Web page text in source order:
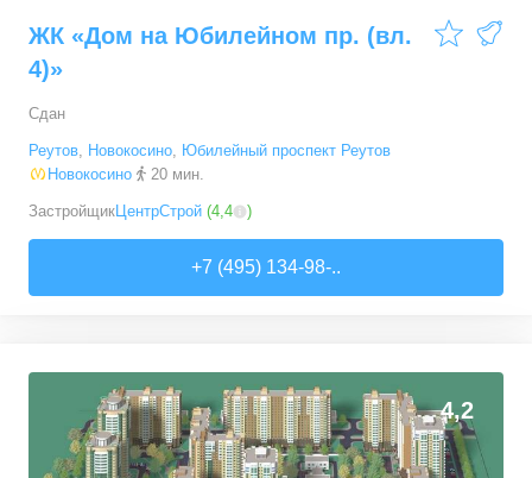
ЖК «Дом на Юбилейном пр. (вл.
4)»
Сдан
Реутов, Новокосино, Юбилейный проспект Реутов
Новокосино
20 мин.
ЗастройщикЦентрСтрой (4,4 )
+7 (495) 134-98-..
4,2